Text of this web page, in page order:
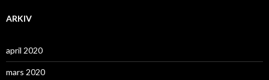
ARKIV
april 2020
mars 2020